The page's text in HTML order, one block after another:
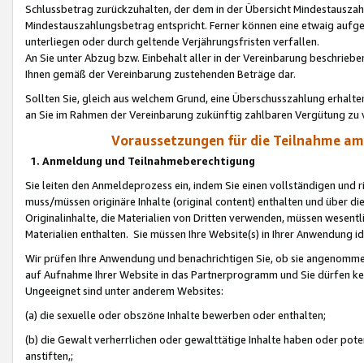
Schlussbetrag zurückzuhalten, der dem in der Übersicht
Mindestauszahlungsbetrag entspricht. Ferner können eine etwaig
unterliegen oder durch geltende Verjährungsfristen verfallen.
An Sie unter Abzug bzw. Einbehalt aller in der Vereinbarung
Ihnen gemäß der Vereinbarung zustehenden Beträge dar.
Sollten Sie, gleich aus welchem Grund, eine Überschusszahlung
an Sie im Rahmen der Vereinbarung zukünftig zahlbaren Vergütung zu
Voraussetzungen für die Teilnahme
1. Anmeldung und Teilnahmeberechtigung
Sie leiten den Anmeldeprozess ein, indem Sie einen vollständigen
muss/müssen originäre Inhalte (original content) enthalten und über
Originalinhalte, die Materialien von Dritten verwenden, müssen
Materialien enthalten. Sie müssen Ihre Website(s) in Ihrer Anwendung
Wir prüfen Ihre Anwendung und benachrichtigen Sie, ob sie
auf Aufnahme Ihrer Website in das Partnerprogramm und Sie dürfen
Ungeeignet sind unter anderem Websites:
(a) die sexuelle oder obszöne Inhalte bewerben oder enthalten;
(b) die Gewalt verherrlichen oder gewalttätige Inhalte haben oder
anstiften,;